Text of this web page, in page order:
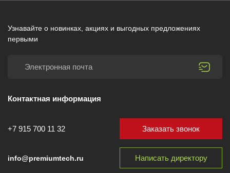
Узнавайте о новинках, акциях и выгодных предложениях
первыми
Контактная информация
+7 915 700 11 32
info@premiumtech.ru
Заказать звонок
Написать директору